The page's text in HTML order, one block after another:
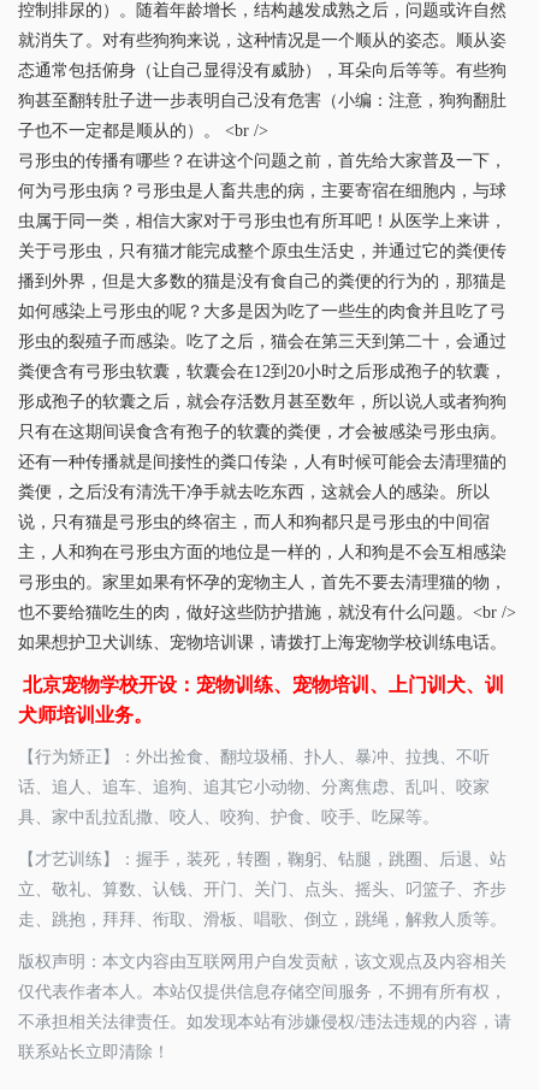
控制排尿的）。随着年龄增长，结构越发成熟之后，问题或许自然
就消失了。对有些狗狗来说，这种情况是一个顺从的姿态。顺从姿
态通常包括俯身（让自己显得没有威胁），耳朵向后等等。有些狗
狗甚至翻转肚子进一步表明自己没有危害（小编：注意，狗狗翻肚
子也不一定都是顺从的）。 <br />
弓形虫的传播有哪些？在讲这个问题之前，首先给大家普及一下，
何为弓形虫病？弓形虫是人畜共患的病，主要寄宿在细胞内，与球
虫属于同一类，相信大家对于弓形虫也有所耳吧！从医学上来讲，
关于弓形虫，只有猫才能完成整个原虫生活史，并通过它的粪便传
播到外界，但是大多数的猫是没有食自己的粪便的行为的，那猫是
如何感染上弓形虫的呢？大多是因为吃了一些生的肉食并且吃了弓
形虫的裂殖子而感染。吃了之后，猫会在第三天到第二十，会通过
粪便含有弓形虫软囊，软囊会在12到20小时之后形成孢子的软囊，
形成孢子的软囊之后，就会存活数月甚至数年，所以说人或者狗狗
只有在这期间误食含有孢子的软囊的粪便，才会被感染弓形虫病。
还有一种传播就是间接性的粪口传染，人有时候可能会去清理猫的
粪便，之后没有清洗干净手就去吃东西，这就会人的感染。所以
说，只有猫是弓形虫的终宿主，而人和狗都只是弓形虫的中间宿
主，人和狗在弓形虫方面的地位是一样的，人和狗是不会互相感染
弓形虫的。家里如果有怀孕的宠物主人，首先不要去清理猫的物，
也不要给猫吃生的肉，做好这些防护措施，就没有什么问题。<br />
如果想护卫犬训练、宠物培训课，请拨打上海宠物学校训练电话。
北京宠物学校开设：宠物训练、宠物培训、上门训犬、训
犬师培训业务。
【行为矫正】：外出捡食、翻垃圾桶、扑人、暴冲、拉拽、不听
话、追人、追车、追狗、追其它小动物、分离焦虑、乱叫、咬家
具、家中乱拉乱撒、咬人、咬狗、护食、咬手、吃屎等。
【才艺训练】：握手，装死，转圈，鞠躬、钻腿，跳圈、后退、站
立、敬礼、算数、认钱、开门、关门、点头、摇头、叼篮子、齐步
走、跳抱，拜拜、衔取、滑板、唱歌、倒立，跳绳，解救人质等。
版权声明：本文内容由互联网用户自发贡献，该文观点及内容相关
仅代表作者本人。本站仅提供信息存储空间服务，不拥有所有权，
不承担相关法律责任。如发现本站有涉嫌侵权/违法违规的内容，请
联系站长立即清除！